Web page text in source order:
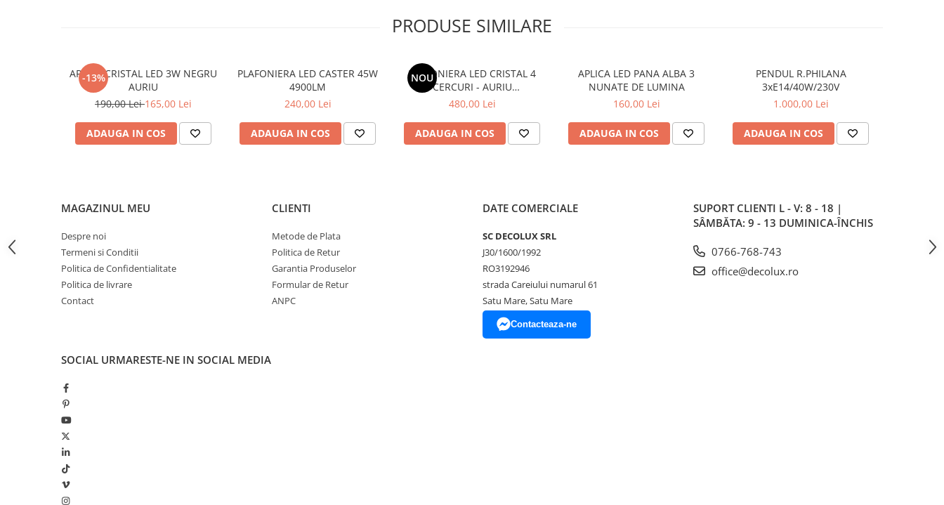
APLICE EXTERIOR
PLAFONIERE & PENDULE DE
STALPI EXTERIOR
LAMPADARE & PENDULE DE
LAMPI SOLARE
PROIECTOARE
VEIOZE EXTERIOR
■ ILUMINAT TEHNIC
SPOTURI INCASTRATE
SPOTURI PE SINA & ACCESORII
SPOTURI APLICATE SI SUSPENSII
LAMPI EMERGENTA
BANDA LED & ACCESORII
■ ILUMINAT DECORATIV
PRODUSE SIMILARE
-13%
APLICA CRISTAL LED 3W NEGRU
AURIU
190,00 Lei165,00 Lei
ADAUGA IN COS
PLAFONIERA LED CASTER 45W
4900LM
240,00 Lei
ADAUGA IN COS
NOU
PLAFONIERA LED CRISTAL 4
CERCURI - AURIU
104W(52W+52W)
480,00 Lei
ADAUGA IN COS
APLICA LED PANA ALBA 3
NUNATE DE LUMINA
160,00 Lei
ADAUGA IN COS
PENDUL R.PHILANA
3xE14/40W/230V
1.000,00 Lei
ADAUGA IN COS
MAGAZINUL MEU
Despre noi
Termeni si Conditii
Politica de Confidentialitate
Politica de livrare
Contact
CLIENTI
Metode de Plata
Politica de Retur
Garantia Produselor
Formular de Retur
ANPC
DATE COMERCIALE
SC DECOLUX SRL
J30/1600/1992
RO3192946
strada Careiului numarul 61
Satu Mare, Satu Mare
Contacteaza-ne
SUPORT CLIENTI L - V: 8 - 18 |
SÂMBĂTA: 9 - 13 DUMINICA-ÎNCHIS
0766-768-743
office@decolux.ro
SOCIAL URMARESTE-NE IN SOCIAL MEDIA